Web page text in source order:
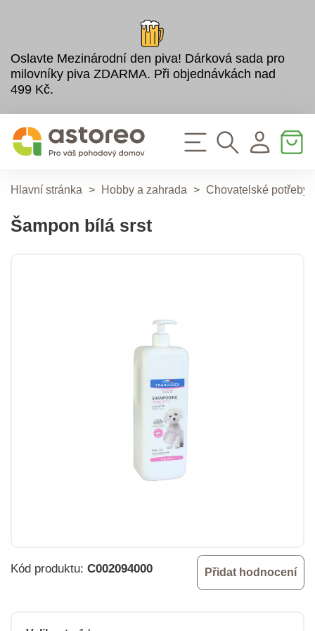
Oslavte Mezinárodní den piva! Dárková sada pro
milovníky piva ZDARMA. Při objednávkách nad
499 Kč.
Hlavní stránka > Hobby a zahrada > Chovatelské potřeby
Šampon bílá srst
Kód produktu: C002094000 Přidat hodnocení